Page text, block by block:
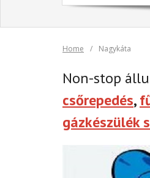
Home / Nagykáta
Non-stop
csőrepedés,
gázkészülék